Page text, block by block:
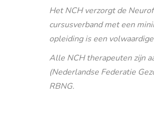
Het NCH verzorgt de
cursusverband met een
opleiding is een
Alle NCH therapeuten zijn
(Nederlandse Federatie
RBNG.